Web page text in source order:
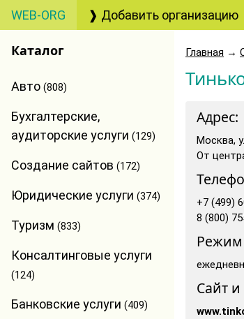
WEB-ORG ❱ Добавить организацию
Каталог
Авто (808)
Бухгалтерские,
аудиторские услуги (129)
Создание сайтов (172)
Юридические услуги (374)
Туризм (833)
Консалтинговые услуги
(124)
Банковские услуги (409)
Главная →
Адрес:
Москва,
От
+7 (499)
8 (800)
Режим
Сайт и